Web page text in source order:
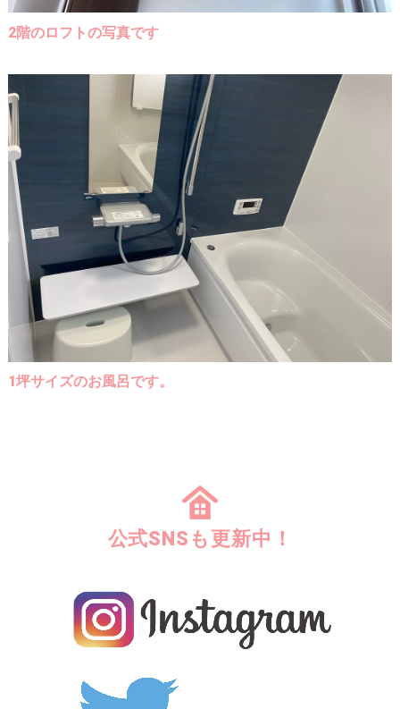
2階のロフトの写真です
1坪サイズのお風呂です。
公式SNSも更新中！